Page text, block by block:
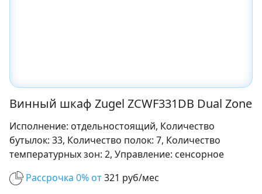
Винный шкаф Zugel ZCWF331DB Dual Zone
Исполнение: отдельностоящий, Количество
бутылок: 33, Количество полок: 7, Количество
температурных зон: 2, Управление: сенсорное
Рассрочка 0% от321 руб/мес